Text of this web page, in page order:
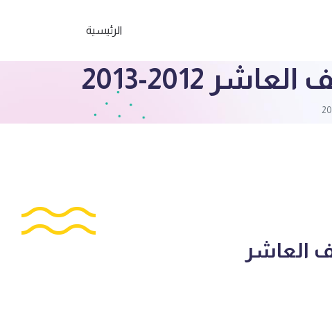
الرئيسية
2012-2013
العاشر